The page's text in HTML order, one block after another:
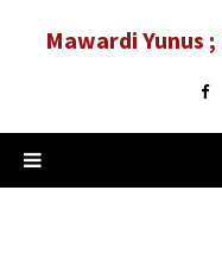
Mawardi Yunus